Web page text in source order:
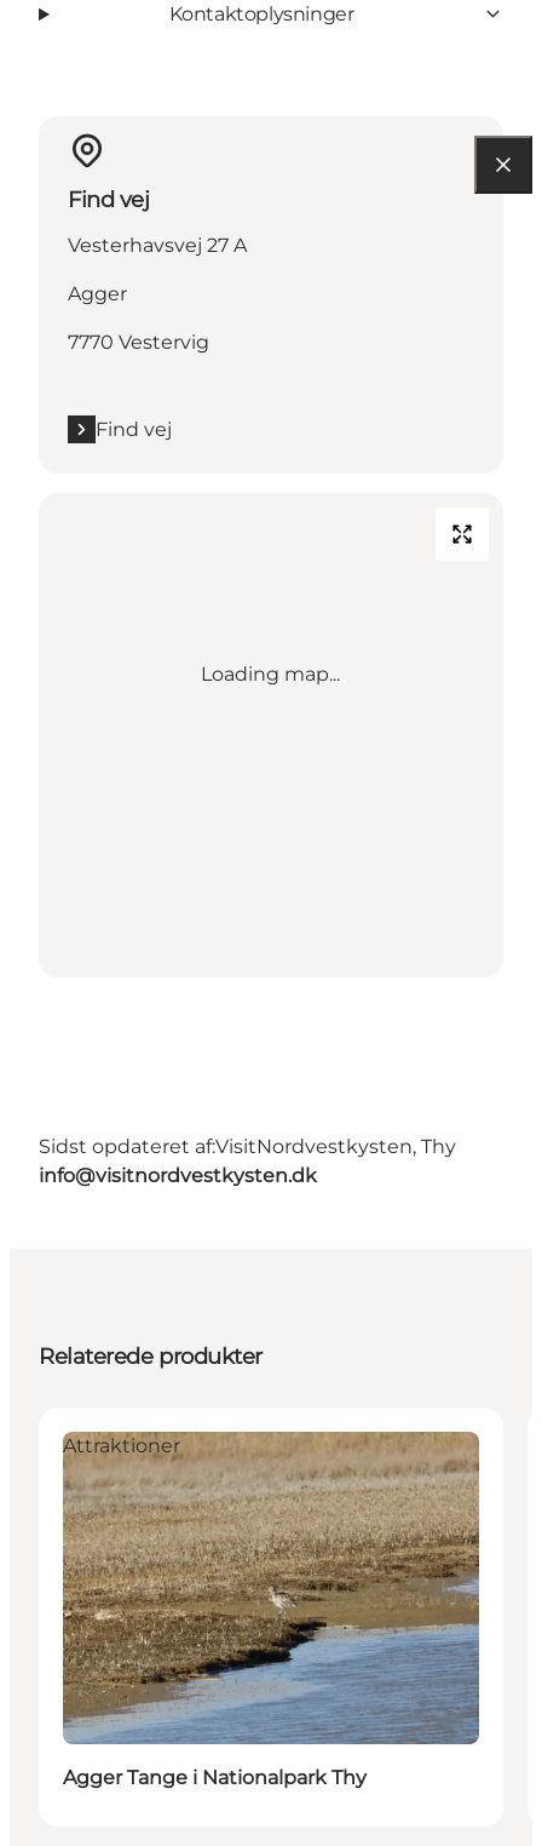
Kontaktoplysninger
Find vej
Vesterhavsvej 27 A
Agger
7770 Vestervig
Find vej
Loading map...
Sidst opdateret af:VisitNordvestkysten, Thy
info@visitnordvestkysten.dk
Relaterede produkter
Attraktioner
Agger Tange i Nationalpark Thy